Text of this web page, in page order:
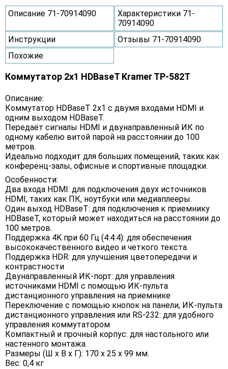
Описание 71-70914090
Характеристики 71-
70914090
Инструкции
Отзывы 71-70914090
Похожие
Коммутатор 2x1 HDBaseT Kramer TP-582T
Описание:
Коммутатор HDBaseT 2x1 с двумя входами HDMI и
одним выходом HDBaseT.
Передаёт сигналы HDMI и двунаправленный ИК по
одному кабелю витой парой на расстоянии до 100
метров.
Идеально подходит для больших помещений, таких как
конференц-залы, офисные и спортивные площадки.
Особенности:
Два входа HDMI: для подключения двух источников
HDMI, таких как ПК, ноутбуки или медиаплееры.
Один выход HDBaseT: для подключения к приемнику
HDBaseT, который может находиться на расстоянии до
100 метров.
Поддержка 4K при 60 Гц (4:4:4): для обеспечения
высококачественного видео и четкого текста.
Поддержка HDR: для улучшения цветопередачи и
контрастности
Двунаправленный ИК-порт: для управления
источниками HDMI с помощью ИК-пульта
дистанционного управления на приемнике
Переключение с помощью кнопок на панели, ИК-пульта
дистанционного управления или RS-232: для удобного
управления коммутатором
Компактный и прочный корпус: для настольного или
настенного монтажа.
Размеры (Ш х В х Г): 170 х 25 х 99 мм.
Вес: 0,4 кг